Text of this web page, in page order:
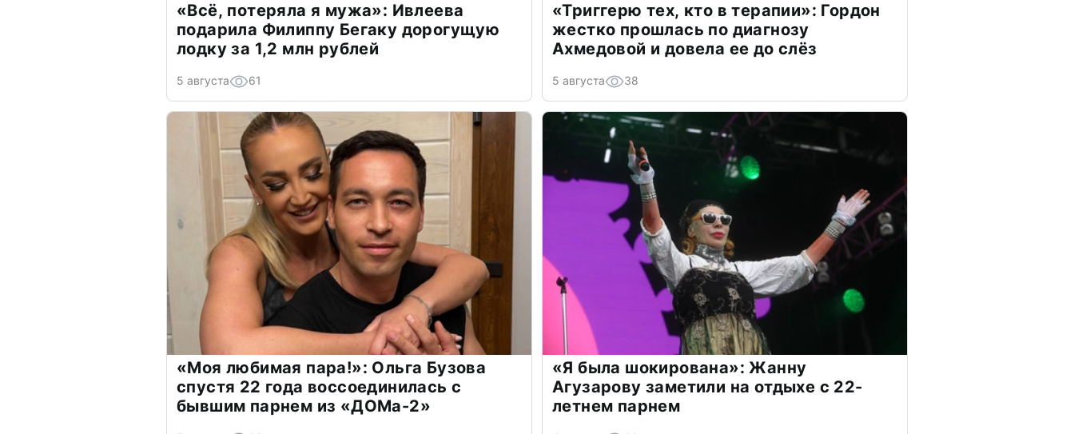
«Всё, потеряла я мужа»: Ивлеева
подарила Филиппу Бегаку дорогущую
лодку за 1,2 млн рублей
5 августа 61
«Триггерю тех, кто в терапии»: Гордон
жестко прошлась по диагнозу
Ахмедовой и довела ее до слёз
5 августа 38
«Моя любимая пара!»: Ольга Бузова
спустя 22 года воссоединилась с
бывшим парнем из «ДОМа-2»
«Я была шокирована»: Жанну
Агузарову заметили на отдыхе с 22-
летнем парнем